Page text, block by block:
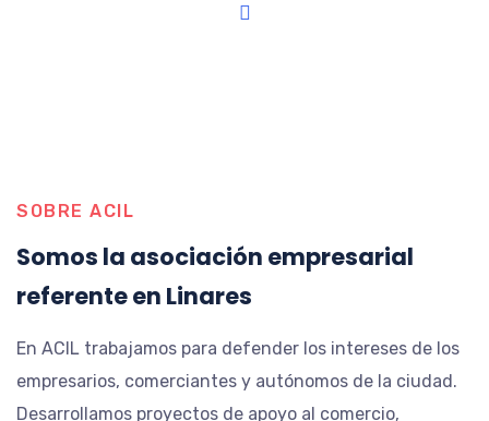
SOBRE ACIL
Somos la asociación empresarial
referente en Linares
En ACIL trabajamos para defender los intereses de los
empresarios, comerciantes y autónomos de la ciudad.
Desarrollamos proyectos de apoyo al comercio,